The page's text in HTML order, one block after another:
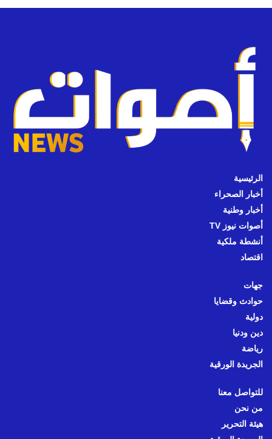
الرئيسية
أخبار الصحراء
أخبار وطنية
أصوات نيوز TV
أنشطة ملكية
اقتصاد
جهات
حوادث وقضايا
دولية
دين ودنيا
رياضة
الجريدة الورقية
للتواصل معنا
من نحن
هيئة التحرير